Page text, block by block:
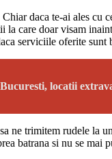
Chiar daca te-ai ales cu
la care doar visam
serviciile oferite sunt
locatii
ne trimitem rudele la
batrana si nu se mai